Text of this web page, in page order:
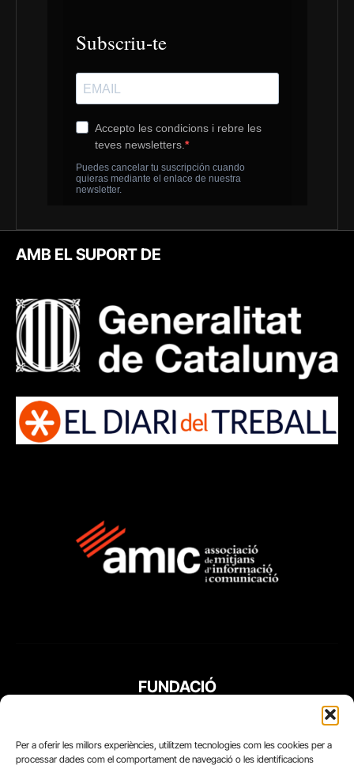
Per a oferir les millors experiències, utilitzem tecnologies com les cookies per a
processar dades com el comportament de navegació o les identificacions
AMB EL SUPORT DE
FUNDACIÓ